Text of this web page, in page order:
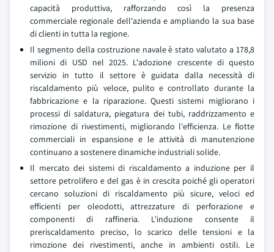
capacità produttiva, rafforzando così la presenza
commerciale regionale dell'azienda e ampliando la sua base
di clienti in tutta la regione.
Il segmento della costruzione navale è stato valutato a 178,8
milioni di USD nel 2025. L'adozione crescente di questo
servizio in tutto il settore è guidata dalla necessità di
riscaldamento più veloce, pulito e controllato durante la
fabbricazione e la riparazione. Questi sistemi migliorano i
processi di saldatura, piegatura dei tubi, raddrizzamento e
rimozione di rivestimenti, migliorando l'efficienza. Le flotte
commerciali in espansione e le attività di manutenzione
continuano a sostenere dinamiche industriali solide.
Il mercato dei sistemi di riscaldamento a induzione per il
settore petrolifero e del gas è in crescita poiché gli operatori
cercano soluzioni di riscaldamento più sicure, veloci ed
efficienti per oleodotti, attrezzature di perforazione e
componenti di raffineria. L'induzione consente il
preriscaldamento preciso, lo scarico delle tensioni e la
rimozione dei rivestimenti, anche in ambienti ostili. Le